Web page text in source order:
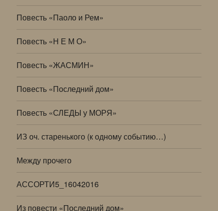
Повесть «Паоло и Рем»
Повесть «Н Е М О»
Повесть «ЖАСМИН»
Повесть «Последний дом»
Повесть «СЛЕДЫ у МОРЯ»
ИЗ оч. старенького (к одному событию…)
Между прочего
АССОРТИ5_16042016
Из повести «Последний дом»